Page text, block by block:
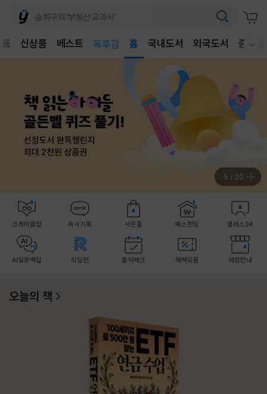
신상품 베스트
독후감
홈 국내도서 외국도서 중고샵
6 / 20
크레마클럽 독서기록 사은품 예스펀딩 클래스24
AI일문백답 리딩런 출석체크 혜택모음 매장안내
오늘의 책